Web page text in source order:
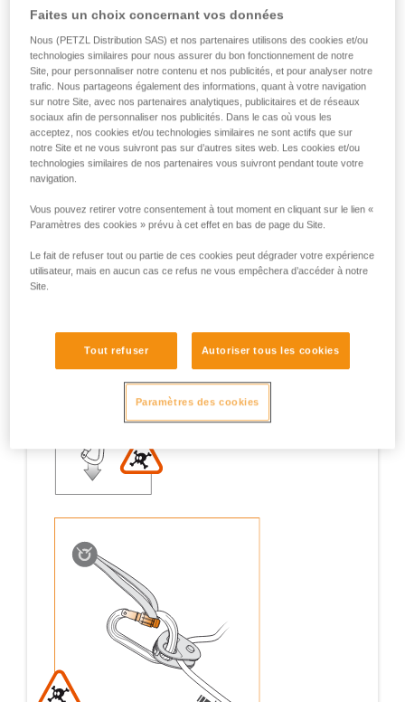
Exemples Exemples
terrain
1. Ouverture du doigt, travail en doigt
Faites un choix concernant vos données
Nous (PETZL Distribution SAS) et nos partenaires utilisons des cookies et/ou
technologies similaires pour nous assurer du bon fonctionnement de notre
Site, pour personnaliser notre contenu et nos publicités, et pour analyser notre
trafic. Nous partageons également des informations, quant à votre navigation
sur notre Site, avec nos partenaires analytiques, publicitaires et de réseaux
sociaux afin de personnaliser nos publicités. Dans le cas où vous les
acceptez, nos cookies et/ou technologies similaires ne sont actifs que sur
notre Site et ne vous suivront pas sur d’autres sites web. Les cookies et/ou
technologies similaires de nos partenaires vous suivront pendant toute votre
navigation.
Vous pouvez retirer votre consentement à tout moment en cliquant sur le lien «
Paramètres des cookies » prévu à cet effet en bas de page du Site.
Le fait de refuser tout ou partie de ces cookies peut dégrader votre expérience
utilisateur, mais en aucun cas ce refus ne vous empêchera d’accéder à notre
Site.
Tout refuser Autoriser tous les cookies
Paramètres des cookies